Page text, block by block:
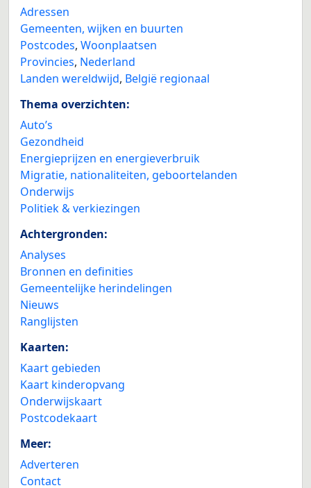
Adressen
Gemeenten, wijken en buurten
Postcodes, Woonplaatsen
Provincies, Nederland
Landen wereldwijd, België regionaal
Thema overzichten:
Auto’s
Gezondheid
Energieprijzen en energieverbruik
Migratie, nationaliteiten, geboortelanden
Onderwijs
Politiek & verkiezingen
Achtergronden:
Analyses
Bronnen en definities
Gemeentelijke herindelingen
Nieuws
Ranglijsten
Kaarten:
Kaart gebieden
Kaart kinderopvang
Onderwijskaart
Postcodekaart
Meer:
Adverteren
Contact